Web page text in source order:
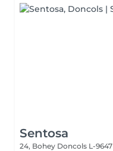
Sentosa
24, Bohey Doncols L-9647